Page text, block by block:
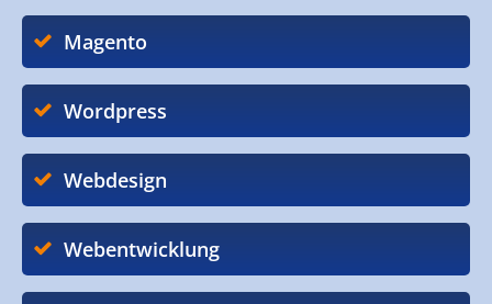
Magento
Wordpress
Webdesign
Webentwicklung